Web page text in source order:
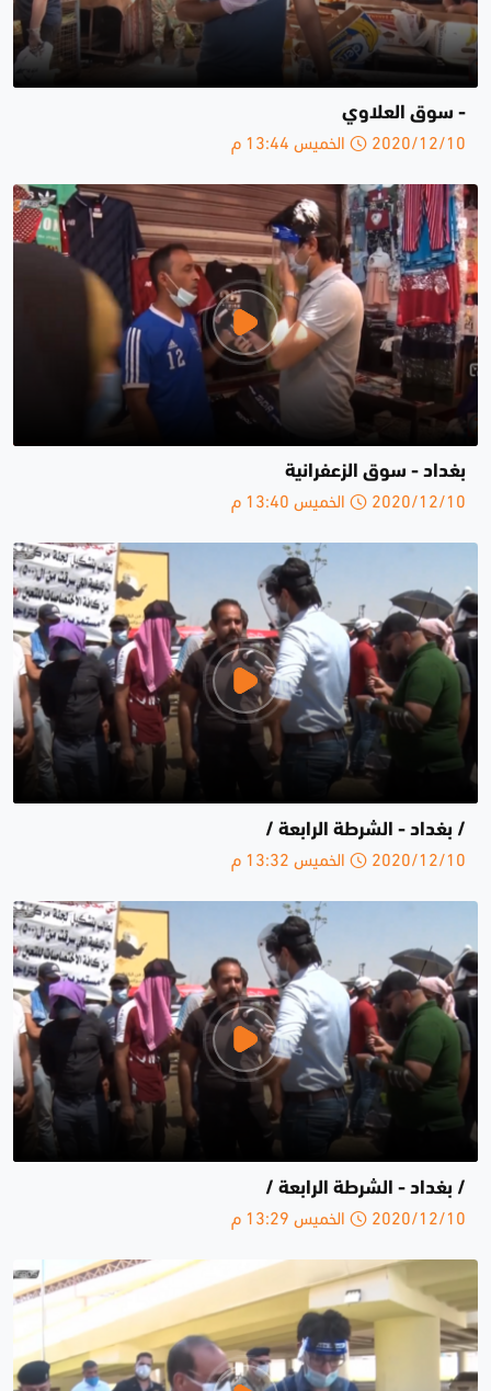
- سوق العلاوي
2020/12/10 الخميس 13:44 م
بغداد - سوق الزعفرانية
2020/12/10 الخميس 13:40 م
/ بغداد - الشرطة الرابعة /
2020/12/10 الخميس 13:32 م
/ بغداد - الشرطة الرابعة /
2020/12/10 الخميس 13:29 م